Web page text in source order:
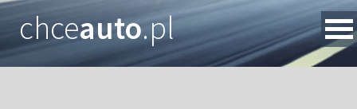
chceauto.pl